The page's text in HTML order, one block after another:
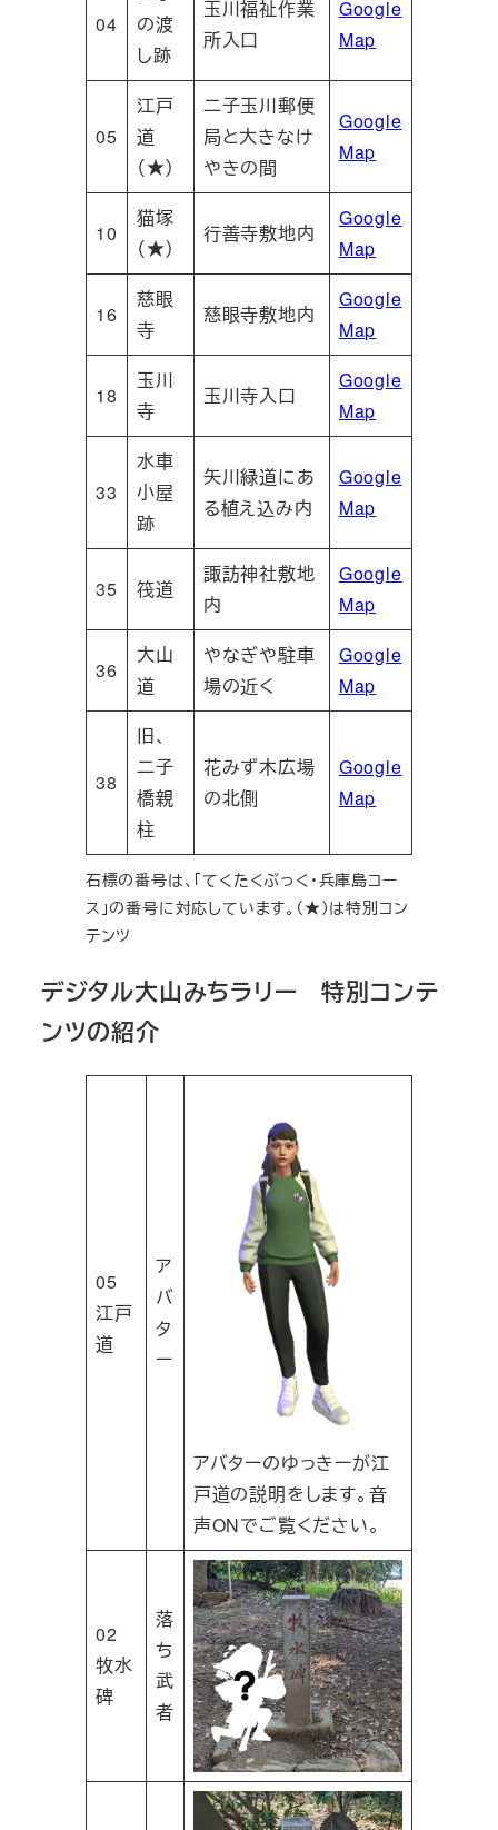
04
の渡
し跡
玉川福祉作業
所入口
Google
Map
05
江戸
道
（★）
二子玉川郵便
局と大きなけ
やきの間
Google
Map
10
猫塚
（★）
行善寺敷地内
Google
Map
16
慈眼
寺
慈眼寺敷地内
Google
Map
18
玉川
寺
玉川寺入口
Google
Map
33
水車
小屋
跡
矢川緑道にあ
る植え込み内
Google
Map
35 筏道
諏訪神社敷地
内
Google
Map
36
大山
道
やなぎや駐車
場の近く
Google
Map
38
旧、
二子
橋親
柱
花みず木広場
の北側
Google
Map
石標の番号は、「てくたくぶっく・兵庫島コー
ス」の番号に対応しています。（★）は特別コン
テンツ
デジタル大山みちラリー 特別コンテ
ンツの紹介
05
江戸
道
ア
バ
タ
ー
アバターのゆっきーが江
戸道の説明をします。音
声ONでご覧ください。
02
牧水
碑
落
ち
武
者